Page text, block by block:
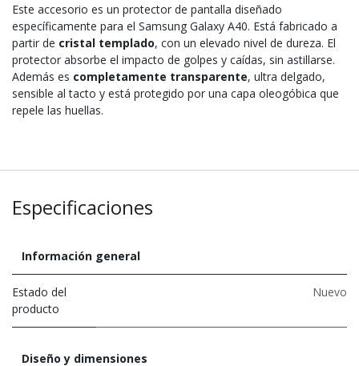
Este accesorio es un protector de pantalla diseñado
específicamente para el Samsung Galaxy A40. Está fabricado a
partir de cristal templado, con un elevado nivel de dureza. El
protector absorbe el impacto de golpes y caídas, sin astillarse.
Además es completamente transparente, ultra delgado,
sensible al tacto y está protegido por una capa oleogóbica que
repele las huellas.
Especificaciones
Información general
Estado del
producto
Nuevo
Diseño y dimensiones